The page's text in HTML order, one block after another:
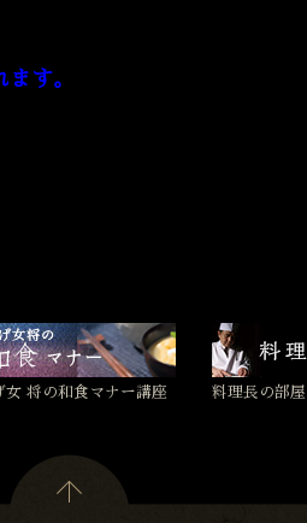
す。
女 将の和食マナー講座 料理長の部屋